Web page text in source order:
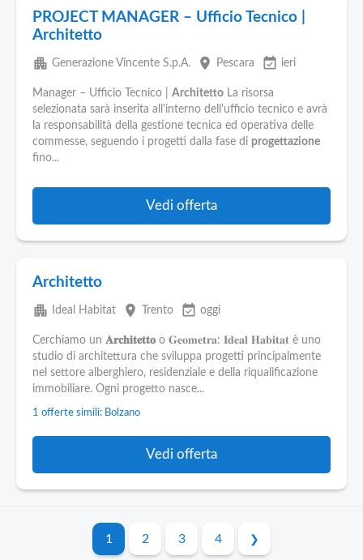
PROJECT MANAGER – Ufficio Tecnico |
Architetto
apartment Generazione Vincente S.p.A. place Pescara event_available ieri
Manager – Ufficio Tecnico | Architetto La risorsa
selezionata sarà inserita all'interno dell'ufficio tecnico e avrà
la responsabilità della gestione tecnica ed operativa delle
commesse, seguendo i progetti dalla fase di progettazione
fino...
Vedi offerta
Architetto
apartment Ideal Habitat place Trento event_available oggi
Cerchiamo un 𝐀𝐫𝐜𝐡𝐢𝐭𝐞𝐭𝐭𝐨 o 𝐆𝐞𝐨𝐦𝐞𝐭𝐫𝐚: 𝐈𝐝𝐞𝐚𝐥 𝐇𝐚𝐛𝐢𝐭𝐚𝐭 è uno
studio di architettura che sviluppa progetti principalmente
nel settore alberghiero, residenziale e della riqualificazione
immobiliare. Ogni progetto nasce...
1 offerte simili: Bolzano
Vedi offerta
1 2 3 4